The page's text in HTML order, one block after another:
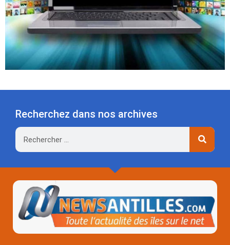
Recherchez dans nos archives
Rechercher